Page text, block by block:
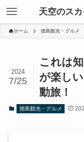
天空のス
ホーム 徳島観光・グルメ
これは
が楽し
動旅！
2024
7/25
徳島観光・グルメ